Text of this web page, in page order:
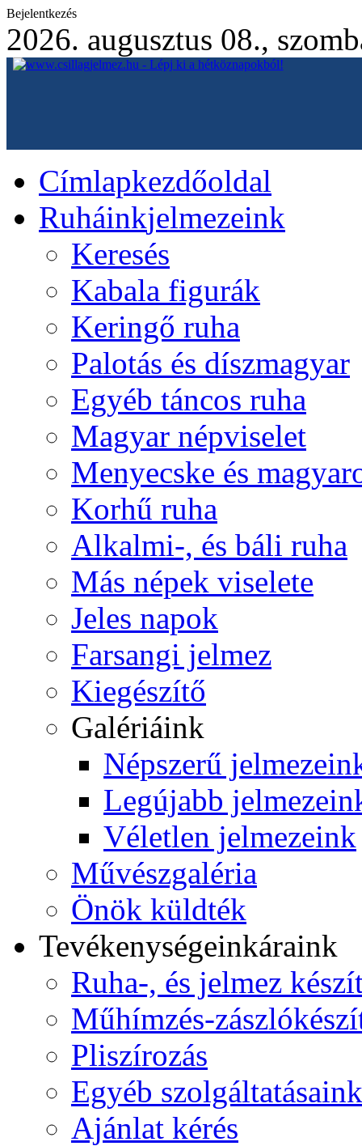
Bejelentkezés
2026. augusztus 08.,
Címlapkezdőoldal
Ruháinkjelmezeink
Keresés
Kabala figurák
Keringő ruha
Palotás és díszmagyar
Egyéb táncos ruha
Magyar népviselet
Menyecske és
Korhű ruha
Alkalmi-, és báli ruha
Más népek viselete
Jeles napok
Farsangi jelmez
Kiegészítő
Galériáink
Népszerű
Legújabb
Véletlen jelmezeink
Művészgaléria
Önök küldték
Tevékenységeinkáraink
Ruha-, és jelmez
Műhímzés-
Pliszírozás
Egyéb szolgáltatásaink
Ajánlat kérés